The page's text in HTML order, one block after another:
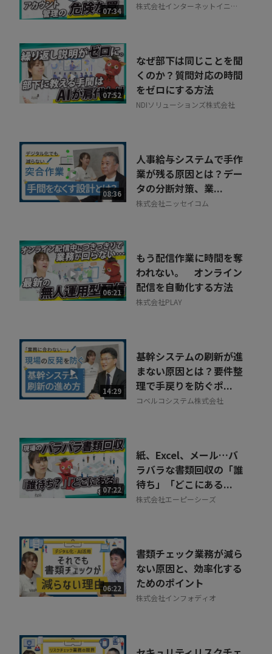
07:34
株式会社インターネットイニシ
07:52
なぜ部下は同じことを聞
くのか？質問対応の時間
をゼロにする方法
NDIソリューションズ株式会社
08:36
人事給与システムで手作
業が残る原因とは？デー
タの分断対策、業...
株式会社ニッセイコム
06:21
もう配信作業に時間を奪
われない。 オンライン
配信を自動化する方法
株式会社PLAY
14:29
基幹システムの刷新が進
まない原因とは？要件整
理で手戻りを防ぐポ...
コベルコシステム株式会社
07:22
紙、Excel、メール…バ
ラバラな書類回収の「誰
待ち」「どこにある...
株式会社エーピーシーズ
06:22
書類チェック業務が減ら
ない原因と、効率化する
ためのポイント
株式会社インフォディオ